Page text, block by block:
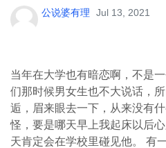
公说婆有理 Jul 13, 2021
当年在大学也有暗恋啊，不是
们那时候男女生也不大说话，
逅，眉来眼去一下，从来没有
怪，要是哪天早上我起床以后
天肯定会在学校里碰见他。 有